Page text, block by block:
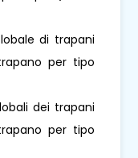
di trapani
per tipo
dei trapani
per tipo